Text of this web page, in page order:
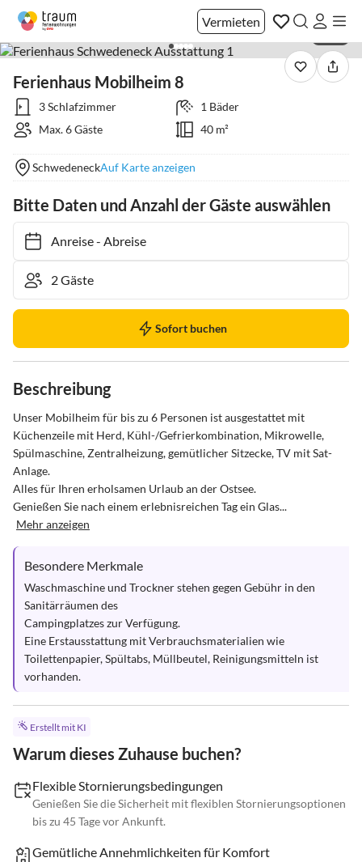
Vermieten
Ferienhaus Mobilheim 8
3 Schlafzimmer
1 Bäder
Max. 6 Gäste
40 m²
SchwedeneckAuf Karte anzeigen
Bitte Daten und Anzahl der Gäste auswählen
Anreise- Abreise
Sofort buchen
Beschreibung
Unser Mobilheim für bis zu 6 Personen ist ausgestattet mit
Küchenzeile mit Herd, Kühl-/Gefrierkombination, Mikrowelle,
Spülmaschine, Zentralheizung, gemütlicher Sitzecke, TV mit Sat-
Anlage.
Alles für Ihren erholsamen Urlaub an der Ostsee.
Genießen Sie nach einem erlebnisreichen Tag ein Glas...
Mehr anzeigen
Besondere Merkmale
Waschmaschine und Trockner stehen gegen Gebühr in den
Sanitärräumen des
Campingplatzes zur Verfügung.
Eine Erstausstattung mit Verbrauchsmaterialien wie
Toilettenpapier, Spültabs, Müllbeutel, Reinigungsmitteln ist
vorhanden.
Erstellt mit KI
Warum dieses Zuhause buchen?
Flexible Stornierungsbedingungen
Genießen Sie die Sicherheit mit flexiblen Stornierungsoptionen
bis zu 45 Tage vor Ankunft.
Gemütliche Annehmlichkeiten für Komfort